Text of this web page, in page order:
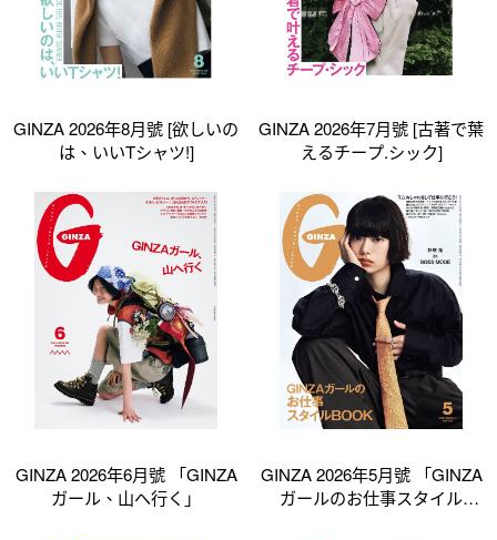
GINZA 2026年8月號 [欲しいの
は、いいTシャツ!]
GINZA 2026年7月號 [古著で葉
えるチープ.シック]
GINZA 2026年6月號 「GINZA
ガール、山へ行く」
GINZA 2026年5月號 「GINZA
ガールのお仕事スタイル